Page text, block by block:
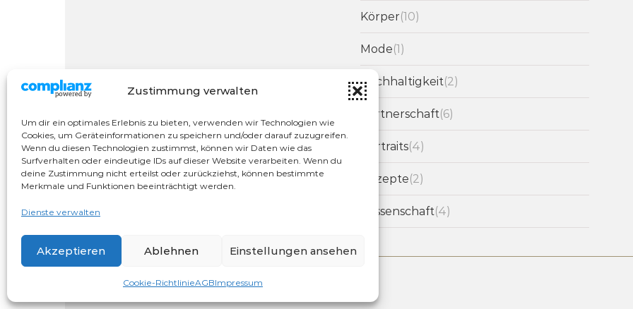
Zustimmung verwalten
Um dir ein optimales Erlebnis zu bieten, verwenden wir Technologien wie
Cookies, um Geräteinformationen zu speichern und/oder darauf zuzugreifen.
Wenn du diesen Technologien zustimmst, können wir Daten wie das
Surfverhalten oder eindeutige IDs auf dieser Website verarbeiten. Wenn du
deine Zustimmung nicht erteilst oder zurückziehst, können bestimmte
Merkmale und Funktionen beeinträchtigt werden.
Dienste verwalten
Akzeptieren Ablehnen Einstellungen ansehen
Cookie-RichtlinieAGBImpressum
Körper(10)
Mode(1)
Nachhaltigkeit(2)
Partnerschaft(6)
Portraits(4)
Rezepte(2)
Wissenschaft(4)
Graceful Theme byOptima Themes